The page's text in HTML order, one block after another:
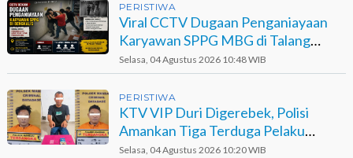
PERISTIWA
Viral CCTV Dugaan Penganiayaan
Karyawan SPPG MBG di Talang
Muandau
Selasa, 04 Agustus 2026 10:48 WIB
PERISTIWA
KTV VIP Duri Digerebek, Polisi
Amankan Tiga Terduga Pelaku
Narkotika
Selasa, 04 Agustus 2026 10:20 WIB